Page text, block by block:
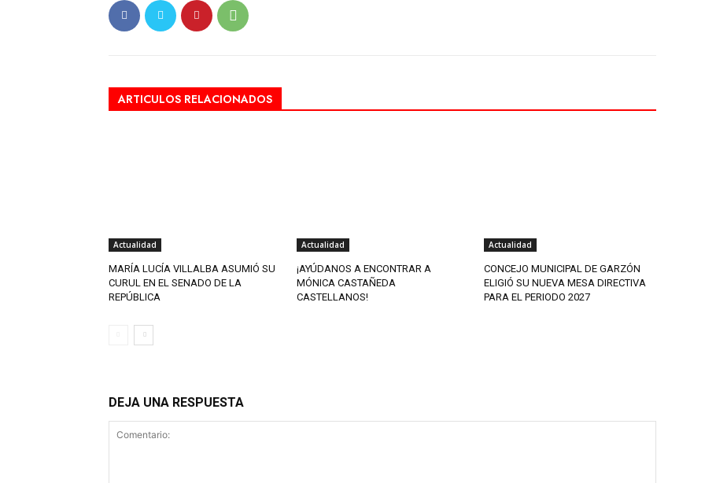
ARTICULOS RELACIONADOS
Actualidad
MARÍA LUCÍA VILLALBA ASUMIÓ SU
CURUL EN EL SENADO DE LA
REPÚBLICA
Actualidad
¡AYÚDANOS A ENCONTRAR A
MÓNICA CASTAÑEDA
CASTELLANOS!
Actualidad
CONCEJO MUNICIPAL DE GARZÓN
ELIGIÓ SU NUEVA MESA DIRECTIVA
PARA EL PERIODO 2027
DEJA UNA RESPUESTA